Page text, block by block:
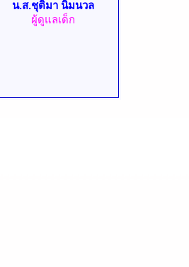
น.ส.ชุติมา นิ่มนวล
ผู้ดูแลเด็ก